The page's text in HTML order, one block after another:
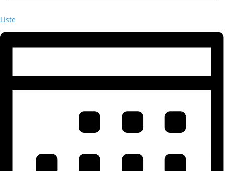
Liste